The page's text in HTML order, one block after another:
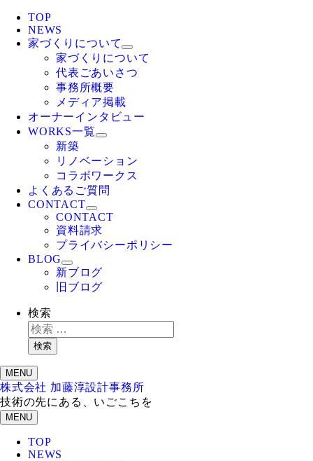
TOP
NEWS
家づくりについて
家づくりについて
代表ごあいさつ
事務所概要
メディア掲載
オーナーインタビュー
WORKS一覧
新築
リノベーション
コラボワークス
よくあるご質問
CONTACT
CONTACT
資料請求
プライバシーポリシー
BLOG
新ブログ
旧ブログ
検索
検索
MENU
株式会社 加藤淳設計事務所
技術の先にある、いごこちを
MENU
TOP
NEWS